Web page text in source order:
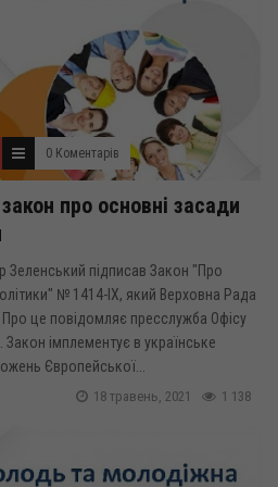
0 Коментарів
про основні засади
Зеленський підписав Закон "Про
№ 1414-ІХ, який Верховна Рада
Про це повідомляє пресслужба Офісу
імплементує в українське
Європейської...
1 138
18 травень, 2021